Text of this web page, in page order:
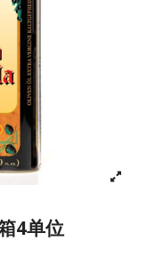
4单位